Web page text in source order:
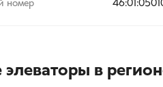
номер
элеваторы в